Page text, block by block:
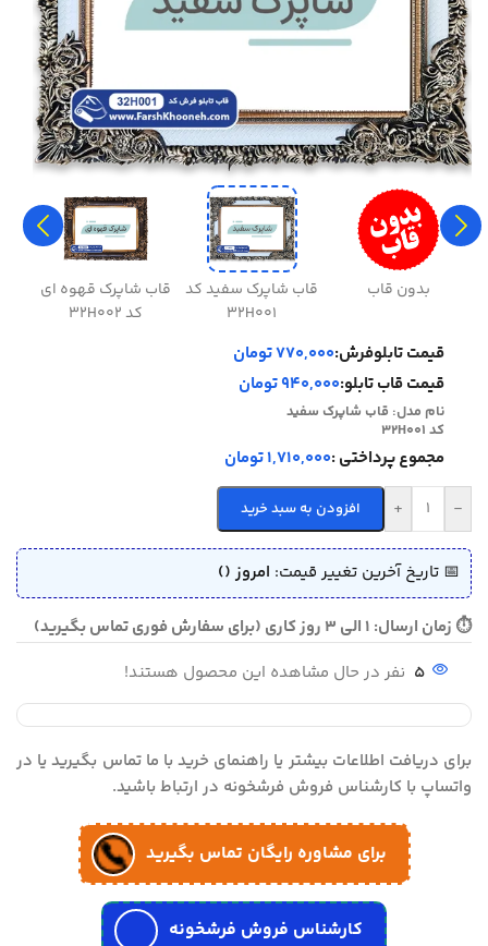
بدون قاب
قاب شاپرک سفید کد
32H001
قاب شاپرک قهوه ای
کد 32H002
قیمت تابلوفرش:770,000 تومان
قیمت قاب تابلو:940,000 تومان
نام مدل: قاب شاپرک سفید
کد 32H001
مجموع پرداختی :1,710,000 تومان
-
+ افزودن به سبد خرید
📅 تاریخ آخرین تغییر قیمت: امروز ()
⏱ زمان ارسال: 1 الی 3 روز کاری (برای سفارش فوری تماس بگیرید)
5 نفر در حال مشاهده این محصول هستند!
برای دریافت اطلاعات بیشتر یا راهنمای خرید با ما تماس بگیرید یا در
واتساپ با کارشناس فروش فرشخونه در ارتباط باشید.
برای مشاوره رایگان تماس بگیرید
کارشناس فروش فرشخونه